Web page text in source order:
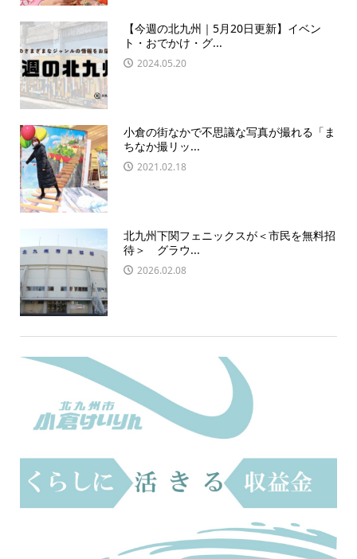
【今週の北九州｜5月20日更新】イベン
ト・おでかけ・グ...
2024.05.20
小倉の街なかで不思議な写真が撮れる「ま
ちなか撮リッ...
2021.02.18
北九州下関フェニックスが＜市民を無料招
待＞ グラウ...
2026.02.08